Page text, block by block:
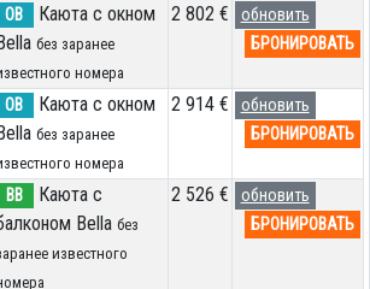
OB
Каюта с окном
без заранее
номера
2 802 €
обновить
БРОНИРОВАТЬ
OB
Каюта с окном
без заранее
номера
2 914 €
обновить
БРОНИРОВАТЬ
BB
Каюта с
Bella без
известного
2 526 €
обновить
БРОНИРОВАТЬ